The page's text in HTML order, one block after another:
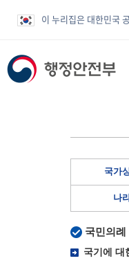
이 누리집은 대한민국
국가
나
국민의례
국기에 대